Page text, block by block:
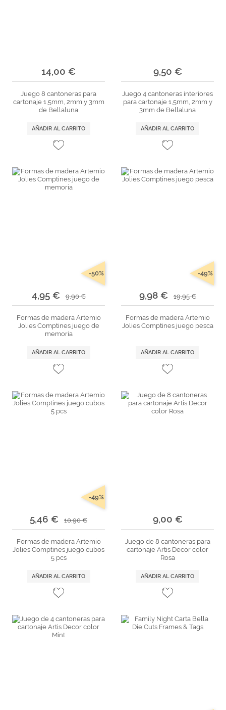
14,00 €
Juego 8 cantoneras para
cartonaje 1,5mm, 2mm y 3mm
de Bellaluna
AÑADIR AL CARRITO
9,50 €
Juego 4 cantoneras interiores
para cartonaje 1,5mm, 2mm y
3mm de Bellaluna
AÑADIR AL CARRITO
4,95 € 9,90 €
-50%
Formas de madera Artemio
Jolies Comptines juego de
memoria
AÑADIR AL CARRITO
9,98 € 19,95 €
-49%
Formas de madera Artemio
Jolies Comptines juego pesca
AÑADIR AL CARRITO
5,46 € 10,90 €
-49%
Formas de madera Artemio
Jolies Comptines juego cubos
5 pcs
AÑADIR AL CARRITO
9,00 €
Juego de 8 cantoneras para
cartonaje Artis Decor color
Rosa
AÑADIR AL CARRITO